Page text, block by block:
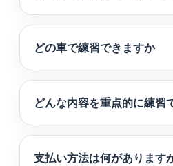
どの車で練習できますか
どんな内容を重点的に練習
支払い方法は何があります